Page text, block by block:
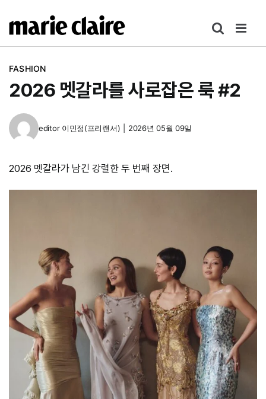
텐
FASHION
2026 멧갈라를 사로잡은 룩 #2
editor 이민정(프리랜서) 2026년 05월 09일
2026 멧갈라가 남긴 강렬한 두 번째 장면.